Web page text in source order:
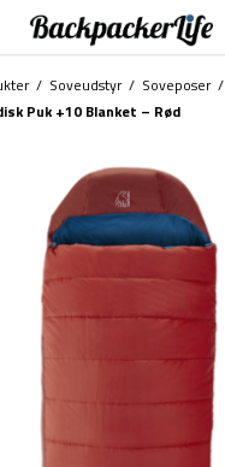
/ Soveudstyr/ Soveposer/
Puk +10 Blanket – Rød